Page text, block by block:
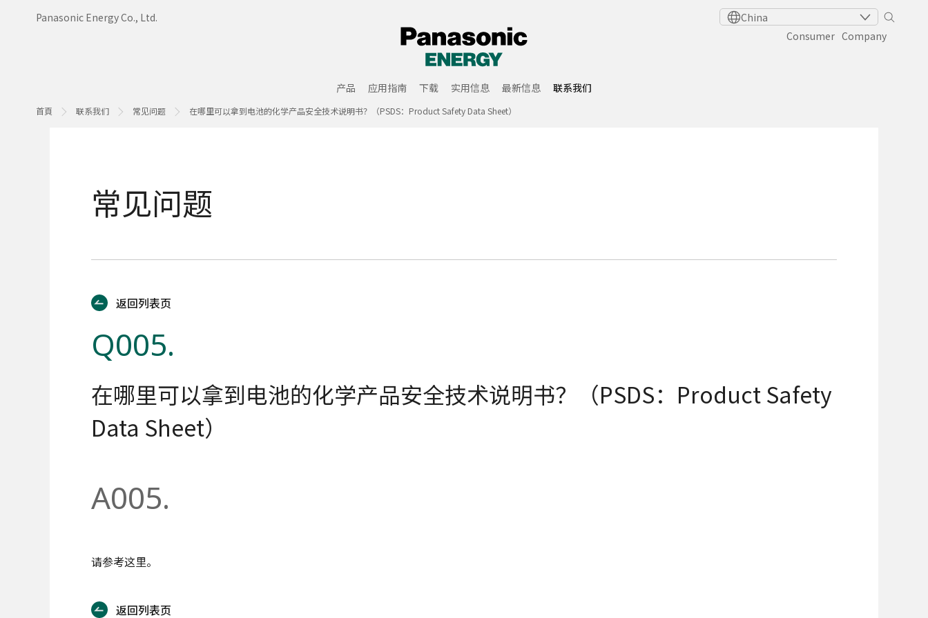
Panasonic Energy Co., Ltd.
China
Consumer​ Company​
首頁 联系我们 常见问题 在哪里可以拿到电池的化学产品安全技术说明书？（PSDS：Product Safety Data Sheet）
产品 应用指南 下载 实用信息 最新信息 联系我们
常见问题
返回列表页
Q005.
在哪里可以拿到电池的化学产品安全技术说明书？（PSDS：Product Safety
Data Sheet）
A005.
请参考这里。
返回列表页